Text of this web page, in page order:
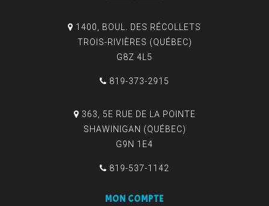
1400, BOUL. DES RÉCOLLETS
TROIS-RIVIÈRES (QUÉBEC)
G8Z 4L5
819-373-2915
363, 5E RUE DE LA POINTE
SHAWINIGAN (QUÉBEC)
G9N 1E4
819-537-1142
MON COMPTE